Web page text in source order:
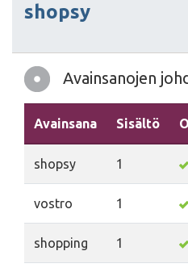
shopsy
Avainsanojen
Avainsana Sisältö
shopsy 1
vostro 1
shopping 1